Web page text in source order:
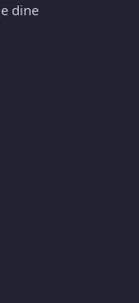
dine